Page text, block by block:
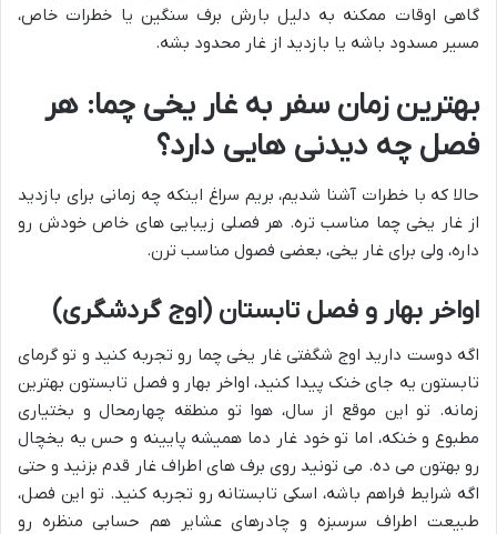
گاهی اوقات ممکنه به دلیل بارش برف سنگین یا خطرات خاص،
مسیر مسدود باشه یا بازدید از غار محدود بشه.
بهترین زمان سفر به غار یخی چما: هر
فصل چه دیدنی هایی دارد؟
حالا که با خطرات آشنا شدیم، بریم سراغ اینکه چه زمانی برای بازدید
از غار یخی چما مناسب تره. هر فصلی زیبایی های خاص خودش رو
داره، ولی برای غار یخی، بعضی فصول مناسب ترن.
اواخر بهار و فصل تابستان (اوج گردشگری)
اگه دوست دارید اوج شگفتی غار یخی چما رو تجربه کنید و تو گرمای
تابستون یه جای خنک پیدا کنید، اواخر بهار و فصل تابستون بهترین
زمانه. تو این موقع از سال، هوا تو منطقه چهارمحال و بختیاری
مطبوع و خنکه، اما تو خود غار دما همیشه پایینه و حس یه یخچال
رو بهتون می ده. می تونید روی برف های اطراف غار قدم بزنید و حتی
اگه شرایط فراهم باشه، اسکی تابستانه رو تجربه کنید. تو این فصل،
طبیعت اطراف سرسبزه و چادرهای عشایر هم حسابی منظره رو